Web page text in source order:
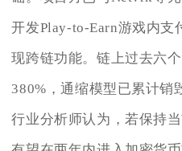
开发Play-to-Earn游戏内支
现跨链功能。链上过去六
380%，通缩模型已累计销
行业分析师认为，若保持